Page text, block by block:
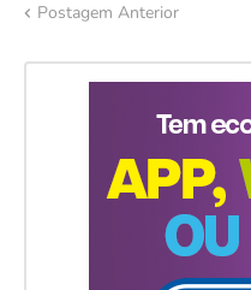
Postagem Anterior